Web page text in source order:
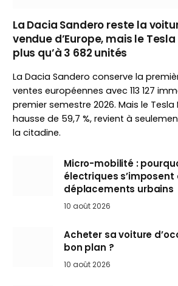
La Dacia Sandero reste la
vendue d’Europe, mais le Tesla
plus qu’à 3 682 unités
La Dacia Sandero conserve la
ventes européennes avec 113 127
premier semestre 2026. Mais le Tesla
hausse de 59,7 %, revient à
la citadine.
Micro-mobilité :
électriques s’imposent
déplacements urbains
10 août 2026
Acheter sa voiture
bon plan ?
10 août 2026